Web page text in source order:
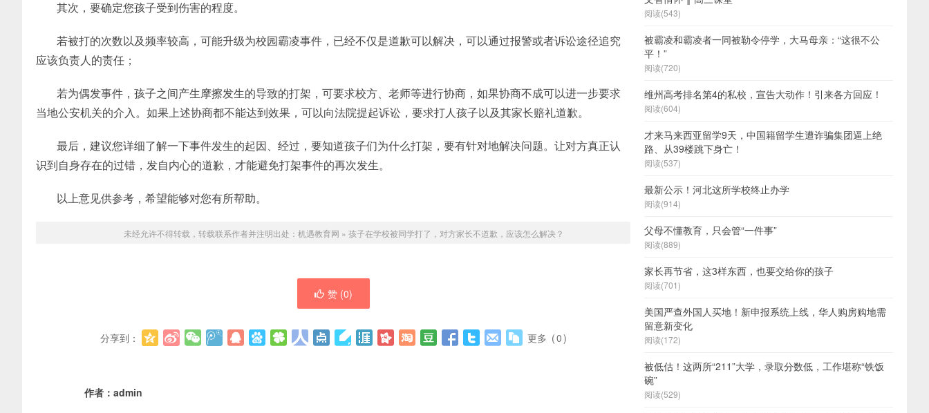
其次，要确定您孩子受到伤害的程度。
若被打的次数以及频率较高，可能升级为校园霸凌事件，已经不仅是道歉可以解决，可以通过报警或者诉讼途径追究
应该负责人的责任；
若为偶发事件，孩子之间产生摩擦发生的导致的打架，可要求校方、老师等进行协商，如果协商不成可以进一步要求
当地公安机关的介入。如果上述协商都不能达到效果，可以向法院提起诉讼，要求打人孩子以及其家长赔礼道歉。
最后，建议您详细了解一下事件发生的起因、经过，要知道孩子们为什么打架，要有针对地解决问题。让对方真正认
识到自身存在的过错，发自内心的道歉，才能避免打架事件的再次发生。
以上意见供参考，希望能够对您有所帮助。
未经允许不得转载，转载联系作者并注明出处： 机遇教育网 » 孩子在学校被同学打了，对方家长不道歉，应该怎么解决？
赞 (0)
分享到： 更多 (0)
作者： admin
阅读(543)
被霸凌和霸凌者一同被勒令停学，大马母亲：“这很不公
平！”
阅读(720)
维州高考排名第4的私校，宣告大动作！引来各方回应！
阅读(604)
才来马来西亚留学9天，中国籍留学生遭诈骗集团逼上绝
路、从39楼跳下身亡！
阅读(537)
最新公示！河北这所学校终止办学
阅读(914)
父母不懂教育，只会管“一件事”
阅读(889)
家长再节省，这3样东西，也要交给你的孩子
阅读(701)
美国严查外国人买地！新申报系统上线，华人购房购地需
留意新变化
阅读(172)
被低估！这两所“211”大学，录取分数低，工作堪称“铁饭
碗”
阅读(529)